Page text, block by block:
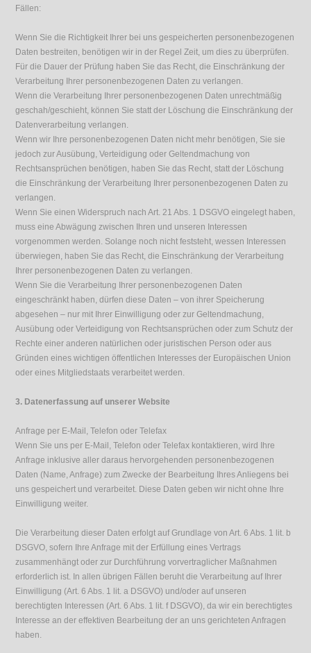
Fällen:
Wenn Sie die Richtigkeit Ihrer bei uns gespeicherten personenbezogenen
Daten bestreiten, benötigen wir in der Regel Zeit, um dies zu überprüfen.
Für die Dauer der Prüfung haben Sie das Recht, die Einschränkung der
Verarbeitung Ihrer personenbezogenen Daten zu verlangen.
Wenn die Verarbeitung Ihrer personenbezogenen Daten unrechtmäßig
geschah/geschieht, können Sie statt der Löschung die Einschränkung der
Datenverarbeitung verlangen.
Wenn wir Ihre personenbezogenen Daten nicht mehr benötigen, Sie sie
jedoch zur Ausübung, Verteidigung oder Geltendmachung von
Rechtsansprüchen benötigen, haben Sie das Recht, statt der Löschung
die Einschränkung der Verarbeitung Ihrer personenbezogenen Daten zu
verlangen.
Wenn Sie einen Widerspruch nach Art. 21 Abs. 1 DSGVO eingelegt haben,
muss eine Abwägung zwischen Ihren und unseren Interessen
vorgenommen werden. Solange noch nicht feststeht, wessen Interessen
überwiegen, haben Sie das Recht, die Einschränkung der Verarbeitung
Ihrer personenbezogenen Daten zu verlangen.
Wenn Sie die Verarbeitung Ihrer personenbezogenen Daten
eingeschränkt haben, dürfen diese Daten – von ihrer Speicherung
abgesehen – nur mit Ihrer Einwilligung oder zur Geltendmachung,
Ausübung oder Verteidigung von Rechtsansprüchen oder zum Schutz der
Rechte einer anderen natürlichen oder juristischen Person oder aus
Gründen eines wichtigen öffentlichen Interesses der Europäischen Union
oder eines Mitgliedstaats verarbeitet werden.
3. Datenerfassung auf unserer Website
Anfrage per E-Mail, Telefon oder Telefax
Wenn Sie uns per E-Mail, Telefon oder Telefax kontaktieren, wird Ihre
Anfrage inklusive aller daraus hervorgehenden personenbezogenen
Daten (Name, Anfrage) zum Zwecke der Bearbeitung Ihres Anliegens bei
uns gespeichert und verarbeitet. Diese Daten geben wir nicht ohne Ihre
Einwilligung weiter.
Die Verarbeitung dieser Daten erfolgt auf Grundlage von Art. 6 Abs. 1 lit. b
DSGVO, sofern Ihre Anfrage mit der Erfüllung eines Vertrags
zusammenhängt oder zur Durchführung vorvertraglicher Maßnahmen
erforderlich ist. In allen übrigen Fällen beruht die Verarbeitung auf Ihrer
Einwilligung (Art. 6 Abs. 1 lit. a DSGVO) und/oder auf unseren
berechtigten Interessen (Art. 6 Abs. 1 lit. f DSGVO), da wir ein berechtigtes
Interesse an der effektiven Bearbeitung der an uns gerichteten Anfragen
haben.